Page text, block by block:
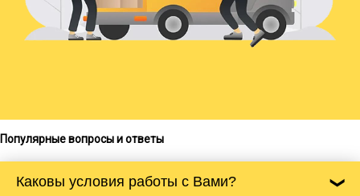
Популярные вопросы и ответы
Каковы условия работы с Вами?